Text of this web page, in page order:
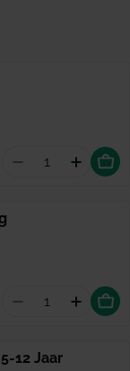
Aantal
Aantal
12 Jaar